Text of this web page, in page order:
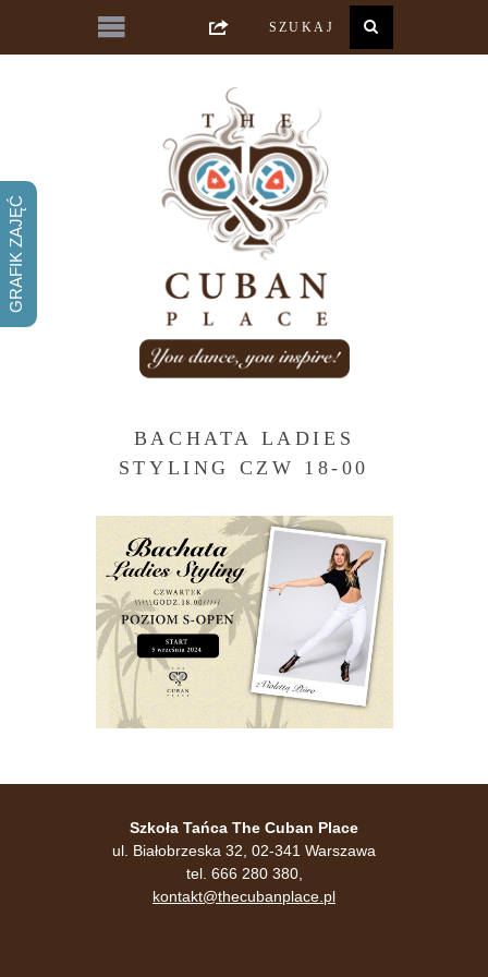
BACHATA LADIES
STYLING CZW 18-00
Szkoła Tańca The Cuban Place
ul. Białobrzeska 32, 02-341 Warszawa
tel. 666 280 380,
kontakt@thecubanplace.pl
GRAFIK ZAJĘĆ